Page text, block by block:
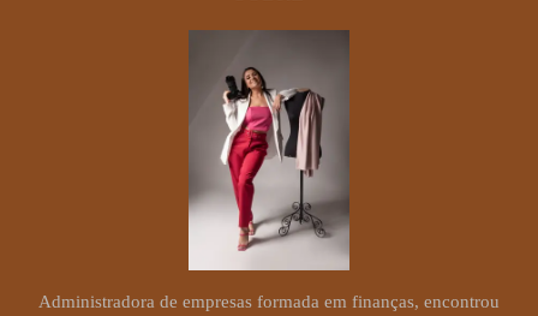
Administradora de empresas formada em finanças, encontrou